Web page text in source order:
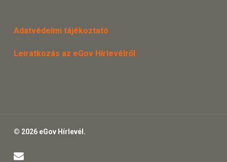
Adatvédelmi tájékoztató
Leiratkozás az eGov Hírlevélről
© 2026 eGov Hírlevél.
email